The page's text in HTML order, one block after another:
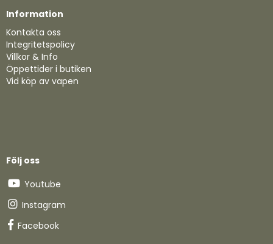
Information
Kontakta oss
Integritetspolicy
Villkor & Info
Öppettider i butiken
Vid köp av vapen
Följ oss
Youtube
Instagram
Facebook